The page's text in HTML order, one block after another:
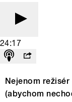
24:17
Nejenom
(abychom